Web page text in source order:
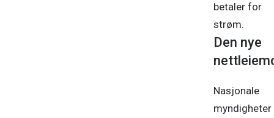
betaler for
strøm.
Den nye
Nasjonale
myndigheter